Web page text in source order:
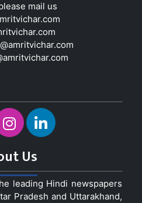
mail us
Us
leading Hindi newspapers
Pradesh and Uttarakhand,